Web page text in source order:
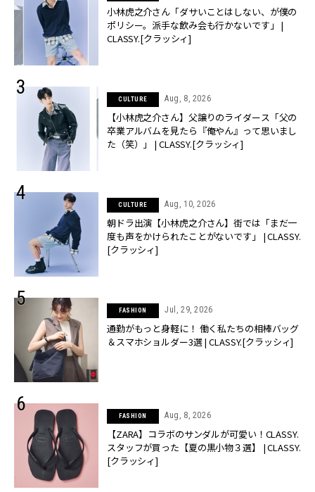
小林虎之介さん「ダサいことはしない、が僕の
ポリシー。派手な飲み会も行かないです」 |
CLASSY.[クラッシィ]
CULTURE Aug, 8, 2026
【小林虎之介さん】父譲りのライダース「父の
卒業アルバムを見たら『俺やん』って思いまし
た（笑）」 | CLASSY.[クラッシィ]
CULTURE Aug, 10, 2026
朝ドラ出演【小林虎之介さん】街では「まだ一
度も声をかけられたことがないです」 | CLASSY.
[クラッシィ]
FASHION Jul, 29, 2026
通勤がもっと身軽に！ 働く私たちの相棒バッグ
＆スマホショルダー3選 | CLASSY.[クラッシィ]
FASHION Aug, 8, 2026
【ZARA】コラボのサンダルが可愛い！CLASSY.
スタッフが買った【夏の黒小物３選】 | CLASSY.
[クラッシィ]